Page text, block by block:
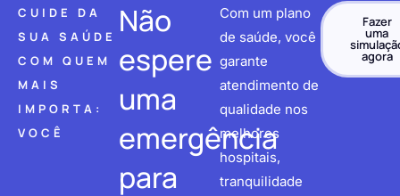
CUIDE DA
SUA SAÚDE
COM QUEM
MAIS
IMPORTA:
VOCÊ
Não
espere
uma
emergência
para
Com um plano
de saúde, você
garante
atendimento de
qualidade nos
melhores
hospitais,
tranquilidade
Fazer
uma
agora